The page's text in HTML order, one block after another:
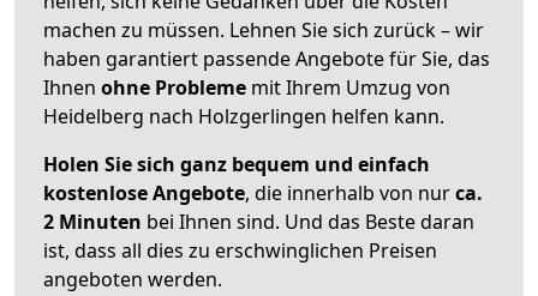
machen zu müssen. Lehnen Sie sich zurück – wir
haben garantiert passende Angebote für Sie, das
Ihnen ohne Probleme mit Ihrem Umzug von
Heidelberg nach Holzgerlingen helfen kann.
Holen Sie sich ganz bequem und einfach
kostenlose Angebote, die innerhalb von nurca.
2 Minuten bei Ihnen sind. Und das Beste daran
ist, dass all dies zu erschwinglichen Preisen
angeboten werden.